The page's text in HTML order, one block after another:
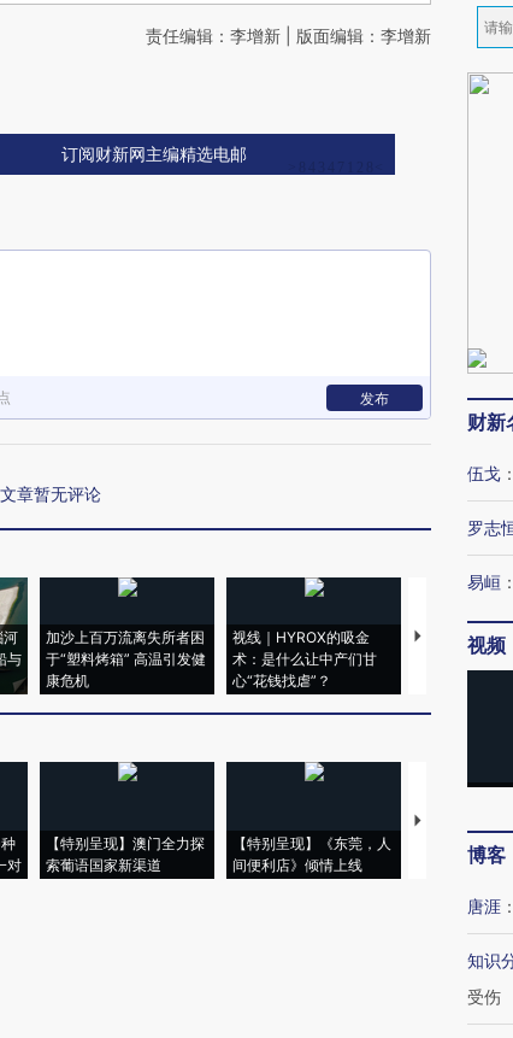
责任编辑：李增新 | 版面编辑：李增新
订阅财新网主编精选电邮
发布
章暂无评论
河
与
加沙上百万流离失所者困
于“塑料烤箱” 高温引发健
康危机
视线｜HYROX的吸金
术：是什么让中产们甘
心“花钱找虐”？
马航飞行员跨
粒摇头丸 尿检
对
【特别呈现】澳门全力探
索葡语国家新渠道
【特别呈现】《东莞，人
间便利店》倾情上线
【推广】走进
会，让数智科
财新
伍戈 ：
罗志
易峘 ：
视频
博客
唐涯 ：
知识
受伤